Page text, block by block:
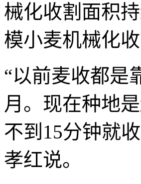
械化收割面积
模小麦机械化
“以前麦收都是
月。现在种地
不到15分钟就
孝红说。